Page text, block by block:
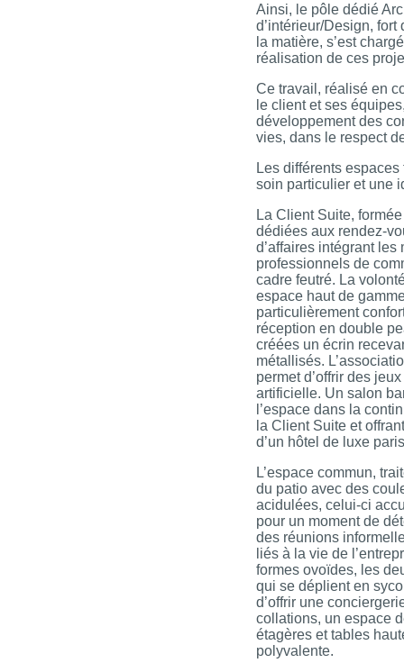
Ainsi, le pôle dédié
d’intérieur/Design,
la matière, s’est
réalisation de ces
Ce travail, réalisé en
le client et ses
développement des
vies, dans le respect
Les différents
soin particulier et une
La Client Suite,
dédiées aux rendez-
d’affaires intégrant les
professionnels de
cadre feutré. La
espace haut de
particulièrement
réception en double
créées un écrin
métallisés.
permet d’offrir des
artificielle. Un salon
l’espace dans la
la Client Suite et
d’un hôtel de luxe
L’espace commun,
du patio avec des
acidulées, celui-ci
pour un moment de
des réunions
liés à la vie de
formes ovoïdes, les
qui se déplient en
d’offrir une
collations, un espace
étagères et tables
polyvalente.